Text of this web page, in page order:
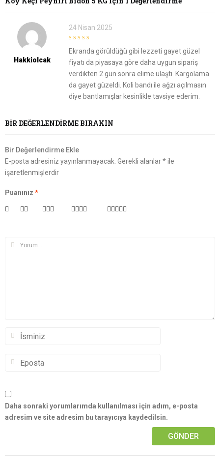
Hakkiolcak
24 Nisan 2025
Ekranda görüldüğü gibi lezzeti gayet güzel
fiyatı da piyasaya göre daha uygun sipariş
verdikten 2 gün sonra elime ulaştı. Kargolama
da gayet güzeldi. Koli bandı ile ağzı açılmasın
diye bantlamışlar kesinlikle tavsiye ederim.
BIR DEĞERLENDIRME BIRAKIN
Bir Değerlendirme Ekle
E-posta adresiniz yayınlanmayacak. Gerekli alanlar*ile
işaretlenmişlerdir
Puanınız *
Daha sonraki yorumlarımda kullanılması için adım, e-posta
adresim ve site adresim bu tarayıcıya kaydedilsin.